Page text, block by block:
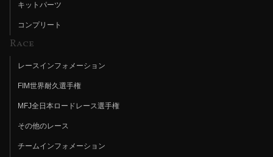
キットパーツ
コンプリート
Race
レースインフォメーション
FIM世界耐久選手権
MFJ全日本ロードレース選手権
その他のレース
チームインフォメーション